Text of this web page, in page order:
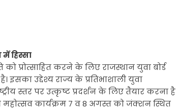
हिस्सा
प्रोत्साहित करने के लिए राजस्थान युवा बोर्ड
उद्देश्य राज्य के प्रतिभाशाली युवा
स्तर पर उत्कृष्ट प्रदर्शन के लिए तैयार करना है
महोत्सव कार्यक्रम 7 व 8 अगस्त को जंक्शन स्थित